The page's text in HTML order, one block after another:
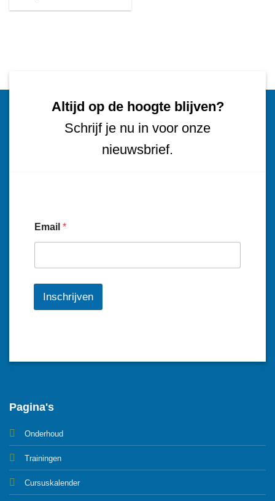
Altijd op de hoogte blijven?
Schrijf je nu in voor onze
nieuwsbrief.
Email *
Inschrijven
Pagina's
Onderhoud
Trainingen
Cursuskalender